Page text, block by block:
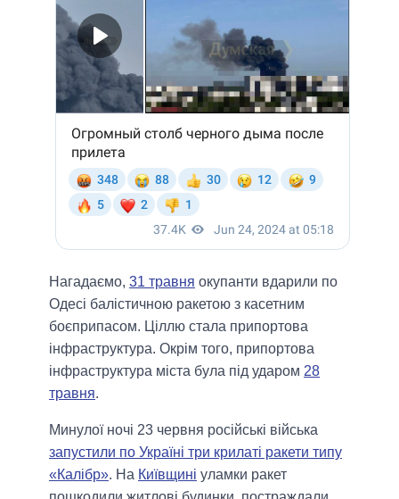
Нагадаємо, 31 травня окупанти вдарили по
Одесі балістичною ракетою з касетним
боєприпасом. Ціллю стала припортова
інфраструктура. Окрім того, припортова
інфраструктура міста була під ударом 28
травня.
Минулої ночі 23 червня російські війська
запустили по Україні три крилаті ракети типу
«Калібр». На Київщині уламки ракет